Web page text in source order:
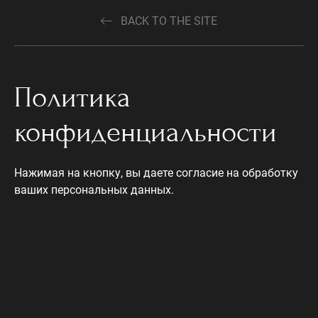
BACK TO THE SITE
Политика
конфиденциальности
Нажимая на кнопку, вы даете согласие на обработку
ваших персональных данных.